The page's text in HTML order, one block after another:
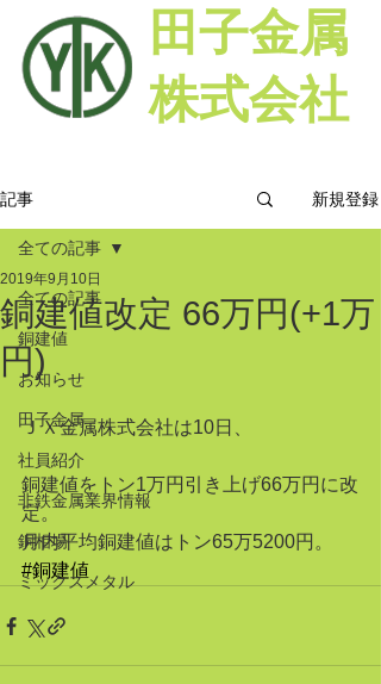
田子金属
株式会社
記事 新規登録
全ての記事
銅建値
お知らせ
田子金属
社員紹介
非鉄金属業界情報
銅相場
ミックスメタル
全ての記事
銅建値改定 66万円(+1万
円)
2019年9月10日
ＪＸ金属株式会社は10日、
銅建値をトン1万円引き上げ66万円に改
定。
月内平均銅建値はトン65万5200円。
#銅建値